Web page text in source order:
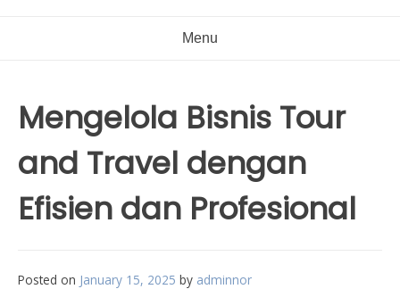
Menu
Mengelola Bisnis Tour
and Travel dengan
Efisien dan Profesional
Posted on January 15, 2025 by adminnor